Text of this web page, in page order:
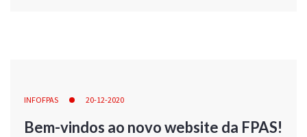
INFOFPAS 20-12-2020
Bem-vindos ao novo website da FPAS!